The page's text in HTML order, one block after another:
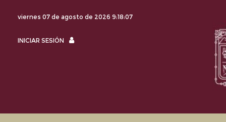
viernes 07 de agosto de 2026 9:18:07
INICIAR SESIÓN
INICIAR